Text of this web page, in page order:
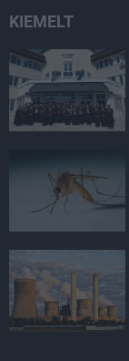
KIEMELT